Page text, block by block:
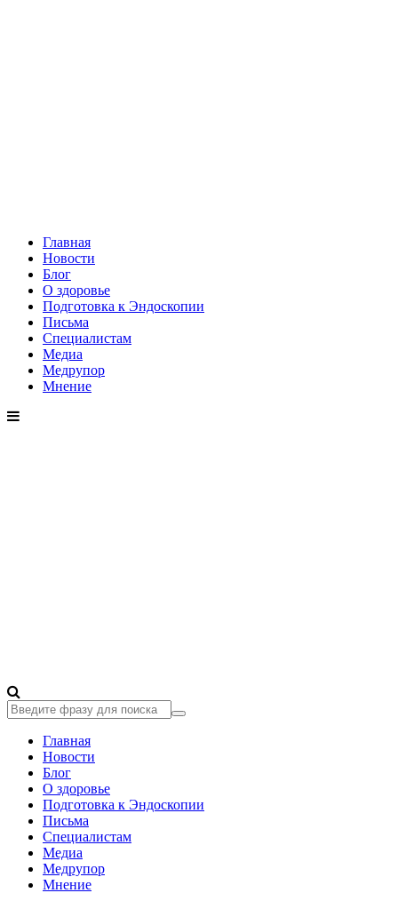
Главная
Новости
Блог
О здоровье
Подготовка к Эндоскопии
Письма
Специалистам
Медиа
Медрупор
Мнение
Главная
Новости
Блог
О здоровье
Подготовка к Эндоскопии
Письма
Специалистам
Медиа
Медрупор
Мнение